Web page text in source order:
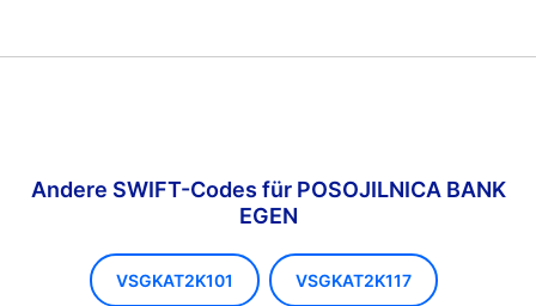
Andere SWIFT-Codes für POSOJILNICA BANK
EGEN
VSGKAT2K101 VSGKAT2K117